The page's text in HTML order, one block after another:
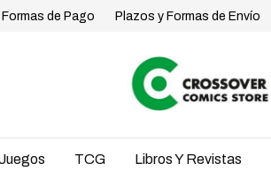
Formas de Pago Plazos y Formas de Envío
TCG Libros Y Revistas